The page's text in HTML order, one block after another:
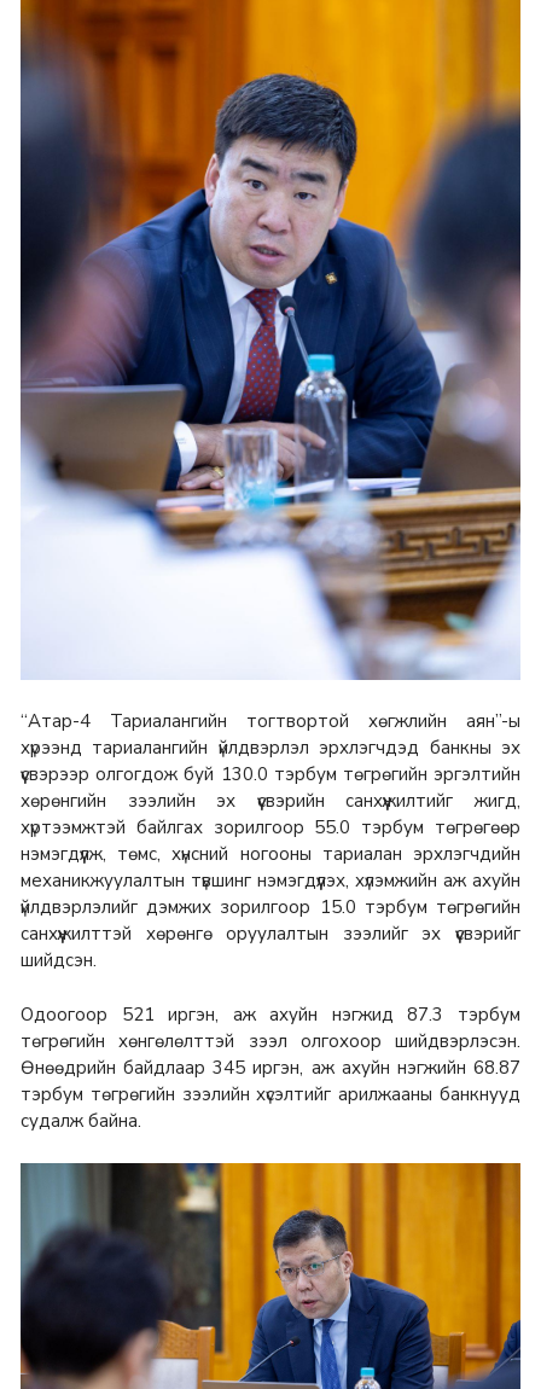
“Атар-4 Тариалангийн тогтвортой хөгжлийн аян”-ы
хүрээнд тариалангийн үйлдвэрлэл эрхлэгчдэд банкны эх
үүсвэрээр олгогдож буй 130.0 тэрбум төгрөгийн эргэлтийн
хөрөнгийн зээлийн эх үүсвэрийн санхүүжилтийг жигд,
хүртээмжтэй байлгах зорилгоор 55.0 тэрбум төгрөгөөр
нэмэгдүүлж, төмс, хүнсний ногооны тариалан эрхлэгчдийн
механикжуулалтын түвшинг нэмэгдүүлэх, хүлэмжийн аж ахуйн
үйлдвэрлэлийг дэмжих зорилгоор 15.0 тэрбум төгрөгийн
санхүүжилттэй хөрөнгө оруулалтын зээлийг эх үүсвэрийг
шийдсэн.
Одоогоор 521 иргэн, аж ахуйн нэгжид 87.3 тэрбум
төгрөгийн хөнгөлөлттэй зээл олгохоор шийдвэрлэсэн.
Өнөөдрийн байдлаар 345 иргэн, аж ахуйн нэгжийн 68.87
тэрбум төгрөгийн зээлийн хүсэлтийг арилжааны банкнууд
судалж байна.